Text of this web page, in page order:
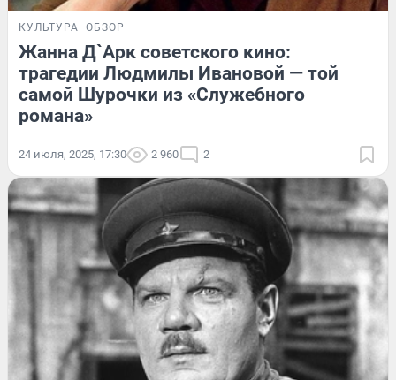
КУЛЬТУРА ОБЗОР
Жанна Д`Арк советского кино:
трагедии Людмилы Ивановой — той
самой Шурочки из «Служебного
романа»
24 июля, 2025, 17:30 2 960 2